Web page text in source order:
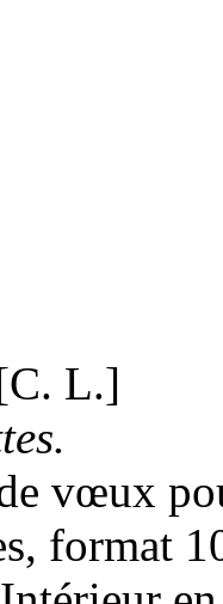
L.]
vœux
format